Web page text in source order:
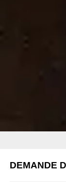
DEMANDE